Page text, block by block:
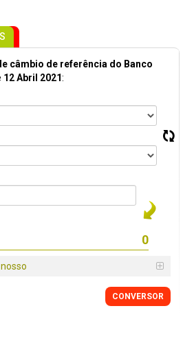
câmbio de referência do Banco
12 Abril 2021:
CONVERSOR